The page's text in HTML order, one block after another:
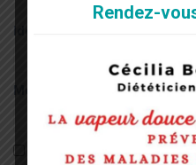
Rester connecté
Rendez-